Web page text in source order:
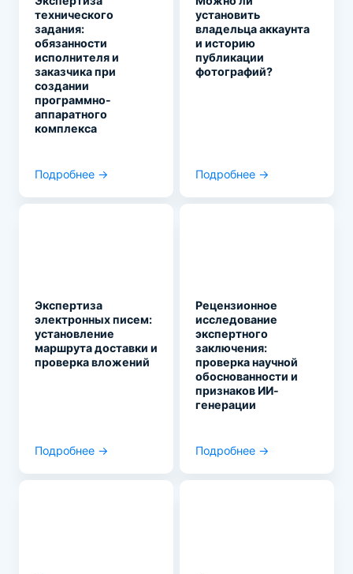
технического
задания:
обязанности
исполнителя и
заказчика при
создании
программно-
аппаратного
комплекса
Подробнее →
установить
владельца аккаунта
и историю
публикации
фотографий?
Подробнее →
Экспертиза
электронных писем:
установление
маршрута доставки и
проверка вложений
Подробнее →
Рецензионное
исследование
экспертного
заключения:
проверка научной
обоснованности и
признаков ИИ-
генерации
Подробнее →